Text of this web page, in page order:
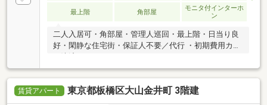
最上階 角部屋
モニタ付インターホ
ン
二人入居可・角部屋・管理人巡回・最上階・日当り良
好・閑静な住宅街・保証人不要／代行 ・初期費用カー
賃貸アパート 東京都板橋区大山金井町 3階建